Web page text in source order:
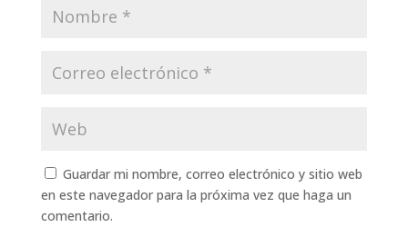
Guardar mi nombre, correo electrónico y sitio web
en este navegador para la próxima vez que haga un
comentario.